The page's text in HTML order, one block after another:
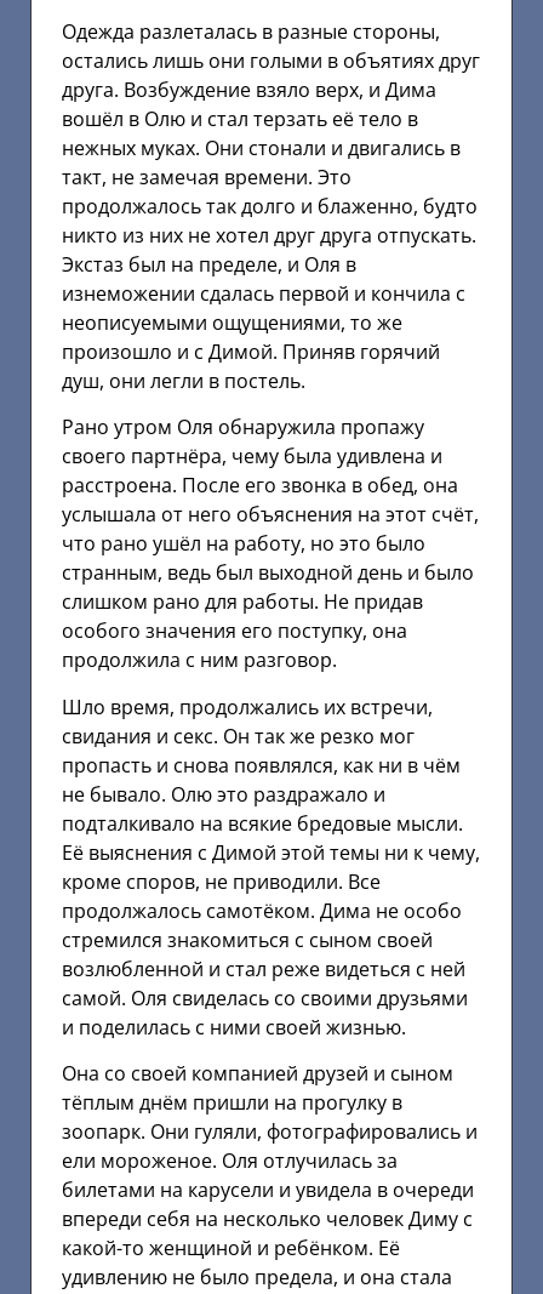
Одежда разлеталась в разные стороны,
остались лишь они голыми в объятиях друг
друга. Возбуждение взяло верх, и Дима
вошёл в Олю и стал терзать её тело в
нежных муках. Они стонали и двигались в
такт, не замечая времени. Это
продолжалось так долго и блаженно, будто
никто из них не хотел друг друга отпускать.
Экстаз был на пределе, и Оля в
изнеможении сдалась первой и кончила с
неописуемыми ощущениями, то же
произошло и с Димой. Приняв горячий
душ, они легли в постель.
Рано утром Оля обнаружила пропажу
своего партнёра, чему была удивлена и
расстроена. После его звонка в обед, она
услышала от него объяснения на этот счёт,
что рано ушёл на работу, но это было
странным, ведь был выходной день и было
слишком рано для работы. Не придав
особого значения его поступку, она
продолжила с ним разговор.
Шло время, продолжались их встречи,
свидания и секс. Он так же резко мог
пропасть и снова появлялся, как ни в чём
не бывало. Олю это раздражало и
подталкивало на всякие бредовые мысли.
Её выяснения с Димой этой темы ни к чему,
кроме споров, не приводили. Все
продолжалось самотёком. Дима не особо
стремился знакомиться с сыном своей
возлюбленной и стал реже видеться с ней
самой. Оля свиделась со своими друзьями
и поделилась с ними своей жизнью.
Она со своей компанией друзей и сыном
тёплым днём пришли на прогулку в
зоопарк. Они гуляли, фотографировались и
ели мороженое. Оля отлучилась за
билетами на карусели и увидела в очереди
впереди себя на несколько человек Диму с
какой-то женщиной и ребёнком. Её
удивлению не было предела, и она стала